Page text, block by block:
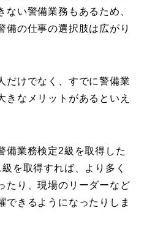
い警備業務もあるため、
備の仕事の選択肢は広がり
だけでなく、すでに警備業
きなメリットがあるといえ
備業務検定2級を取得した
を取得すれば、より多く
たり、現場のリーダーなど
できるようになったりしま